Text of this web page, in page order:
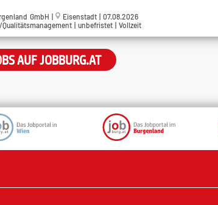
GmbH | Eisenstadt | 07.08.2026
| unbefristet | Vollzeit
AUF JOBBURG.AT